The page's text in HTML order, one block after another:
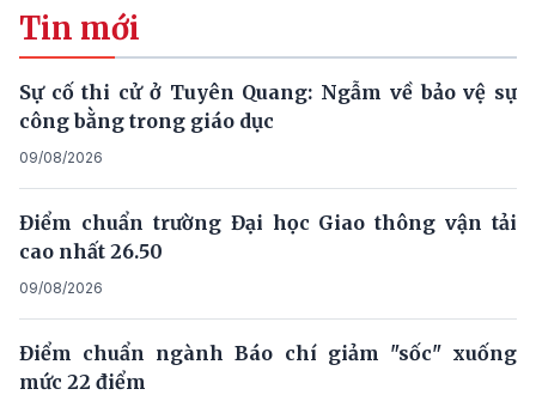
Tin mới
Sự cố thi cử ở Tuyên Quang: Ngẫm về bảo vệ sự
công bằng trong giáo dục
09/08/2026
Điểm chuẩn trường Đại học Giao thông vận tải
cao nhất 26.50
09/08/2026
Điểm chuẩn ngành Báo chí giảm "sốc" xuống
mức 22 điểm